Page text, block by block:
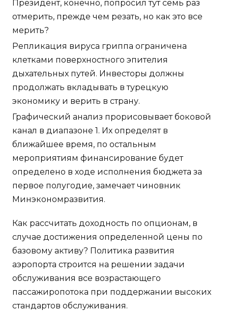
Президент, конечно, попросил тут семь раз
отмерить, прежде чем резать, но как это все
мерить?
Репликация вируса гриппа ограничена
клетками поверхностного эпителия
дыхательных путей. Инвесторы должны
продолжать вкладывать в турецкую
экономику и верить в страну.
Графический анализ прорисовывает боковой
канал в диапазоне 1. Их определят в
ближайшее время, по остальным
мероприятиям финансирование будет
определено в ходе исполнения бюджета за
первое полугодие, замечает чиновник
Минэкономразвития.
Как рассчитать доходность по опционам, в
случае достижения определенной цены по
базовому активу? Политика развития
аэропорта строится на решении задачи
обслуживания все возрастающего
пассажиропотока при поддержании высоких
стандартов обслуживания.